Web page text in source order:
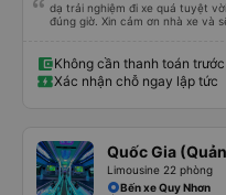
dạ trải nghiệm đi xe quá tuyệt
đúng giờ. Xin cảm ơn nhà xe và
Không cần thanh toán trước
Xác nhận chỗ ngay lập tức
Quốc Gia
Limousine 22 phòng
Bến xe Quy Nhơn